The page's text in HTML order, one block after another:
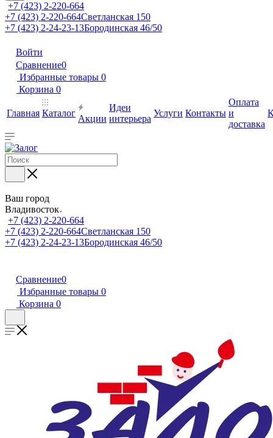
+7 (423) 2-220-664
+7 (423) 2-220-664Светланская 150
+7 (423) 2-24-23-13Бородинская 46/50
Войти
Сравнение0
Избранные товары 0
Корзина 0
Главная Каталог
Акции
Идеи
интерьера
Услуги Контакты
Оплата
и
доставка
Ваш город
Владивосток
+7 (423) 2-220-664
+7 (423) 2-220-664Светланская 150
+7 (423) 2-24-23-13Бородинская 46/50
Сравнение0
Избранные товары 0
Корзина 0